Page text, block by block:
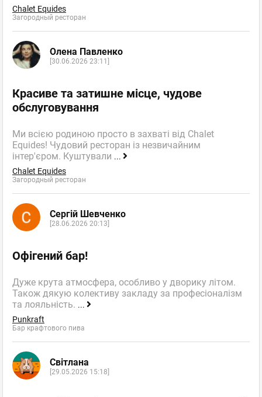
Chalet Equides
Загородный ресторан
Олена Павленко
[30.06.2026 23:11]
Красиве та затишне місце, чудове
обслуговування
Ми всією родиною просто в захваті від Chalet
Equides! Чудовий ресторан із незвичайним
інтер'єром. Куштували ...
Chalet Equides
Загородный ресторан
Сергій Шевченко
[28.06.2026 20:13]
Офігений бар!
Дуже крута атмосфера, особливо у дворику літом.
Також дякую колективу закладу за професіоналізм
та лояльність. ...
Punkraft
Бар крафтового пива
Світлана
[29.05.2026 15:18]